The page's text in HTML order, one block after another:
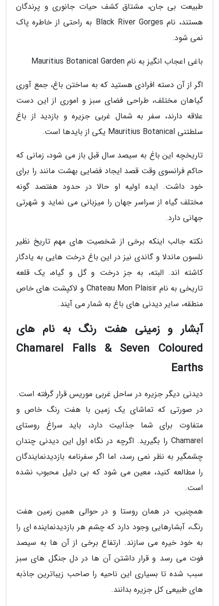
طبیعت بی جان، مشتاق کشف حیات جانوری و پرندگان
هستند، نام Black River Gorges به راحتی از خاطره پاک
نمی شود.
باغی اعجاب انگیز به نام Mauritius Botanical Garden
اگر از آن دسته افرادی هستید که به ساختن باغ، جمع آوری
گیاهان مختلف، طراحی فضای سبز و اموری از این دست
علاقه دارند، سفر به شمال غربی جزیره و بازدید از باغ
سلطتنی Mauritius Botanical یکی از بایدها است.
تاریخچه این باغ به سیصد سال قبل باز می شود، زمانی که
حاکم فرانسوی وقت قصد ایجاد فضایی بهشت مانند را برای
خود داشت. ایده اولیه او حالا در حدود هفتصد گونه
مختلف گیاه از سراسر جهان را میزبانی می نماید و شهرتی
جهانی دارد.
نکته جالب اینکه برخی از شخصیت های مهم تاریخ نظیر
نلسون ماندلا و گاندی نیز در این باغ درخت هایی به یادگار
کاشته اند. البته، به جز درخت و گل و گیاه، یک قلعه
تاریخی به نام Chateau Mon Plaisir و لاکپشت های خاص
منطقه، سایر دیدنی های باغ به شمار می آیند.
آبشار و زمینی هفت رنگ به نام های
Chamarel Falls & Seven Coloured
Earths
دیدنی دیگر جزیره در ساحل غربی موریس قرار گرفته است.
در صورتی که تماشای یک زمین با هفت رنگ خاص و
متفاوت برای شما جذابیت دارد، باید سراغ روستای
Chamarel را بگیرید. اگرچه در نگاه اول این دیدنی چندان
چشمگیر به نظر نمی رسد، اما اگر سفرنامه بازدیدنمایندگان
را مطالعه کنید، معین می شود که بی دلیل محبوب نشده
است.
همچنین، در همان روستا و در حوالی همین زمین هفت
رنگ، آبشارهایی وجود دارد که چشم هر بازدیدنماینده ای را
به خود خیره می سازند. ارتفاع برخی از آن ها به سیصد
فوت می رسد و قرار داشتن آن ها در دل جنگل های سبز
سبب شده تا بسیاری این ناحیه را صاحب زیباترین جاذبه
های طبیعی کل جزیره بدانند.